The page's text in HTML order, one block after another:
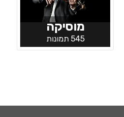
מוסיקה
545 תמונות